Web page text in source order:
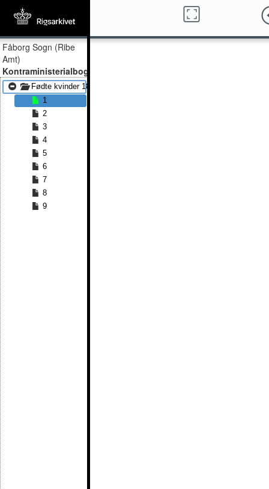
Fåborg Sogn (Ribe
Amt)
Kontraministerialbog
Fødte kvinder 1845 - Fødte kvinder 1848
1
2
3
4
5
6
7
8
9